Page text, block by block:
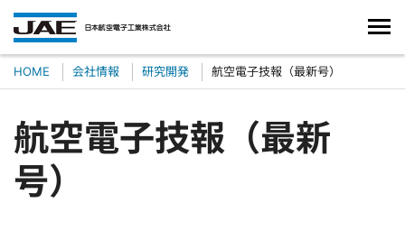
HOME 会社情報 研究開発 航空電子技報（最新号）
航空電子技報（最新
号）